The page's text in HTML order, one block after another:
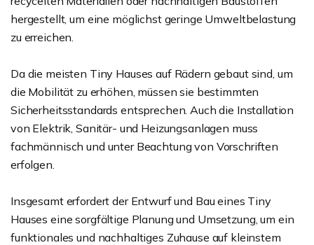
hergestellt, um eine möglichst geringe Umweltbelastung
zu erreichen.
Da die meisten Tiny Hauses auf Rädern gebaut sind, um
die Mobilität zu erhöhen, müssen sie bestimmten
Sicherheitsstandards entsprechen. Auch die Installation
von Elektrik, Sanitär- und Heizungsanlagen muss
fachmännisch und unter Beachtung von Vorschriften
erfolgen.
Insgesamt erfordert der Entwurf und Bau eines Tiny
Hauses eine sorgfältige Planung und Umsetzung, um ein
funktionales und nachhaltiges Zuhause auf kleinstem